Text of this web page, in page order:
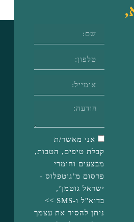
אני מאשר/ת
קבלת טיפים, הטבות,
מבצעים וחומרי
פרסום מ’גוטפלוס -
ישראל גוטמן’,
בדוא"ל ו-SMS >>
ניתן להסיר את עצמך